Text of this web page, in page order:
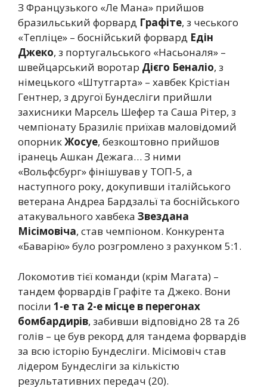
З Французького «Ле Мана» прийшов
бразильський форвард Графіте, з чеського
«Тепліце» – боснійський форвард Едін
Джеко, з португальського «Насьоналя» –
швейцарський воротар Дієго Беналіо, з
німецького «Штутгарта» – хавбек Крістіан
Гентнер, з другої Бундесліги прийшли
захисники Марсель Шефер та Саша Рітер, з
чемпіонату Бразиліє приїхав маловідомий
опорникЖосуе, безкоштовно прийшов
іранець Ашкан Дежага… З ними
«Вольфсбург» фінішував у ТОП-5, а
наступного року, докупивши італійського
ветерана Андреа Бардзальї та боснійського
атакувального хавбека Звездана
Місімовіча, став чемпіоном. Конкурента
«Баварію» було розгромлено з рахунком 5:1.
Локомотив тієї команди (крім Магата) –
тандем форвардів Графіте та Джеко. Вони
посіли 1-е та 2-е місце в перегонах
бомбардирів, забивши відповідно 28 та 26
голів – це був рекорд для тандема форвардів
за всю історію Бундесліги. Місімовіч став
лідером Бундесліги за кількістю
результативних передач (20).